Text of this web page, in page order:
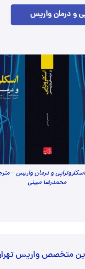
و درمان واریس
و درمان واریس –
محمدرضا مبینی
متخصص واریس